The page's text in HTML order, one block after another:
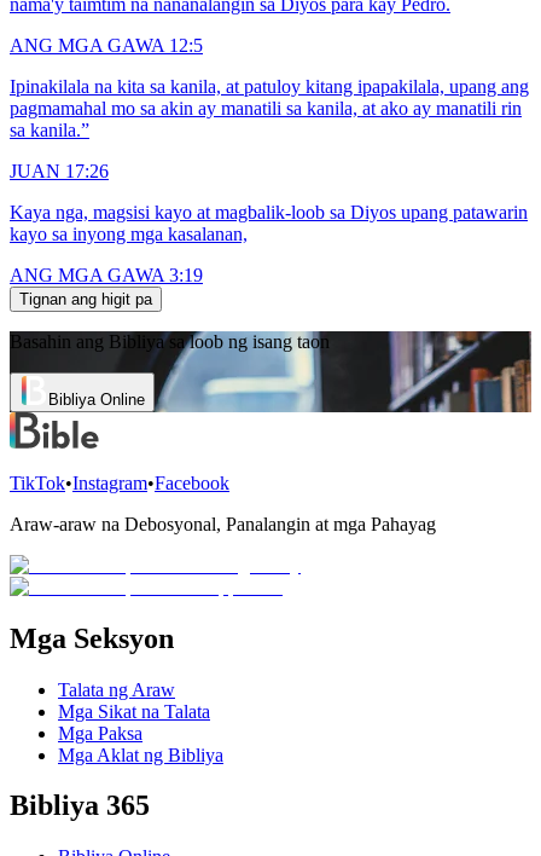
ANG MGA GAWA 12:5
Ipinakilala na kita sa kanila, at patuloy kitang ipapakilala, upang ang
pagmamahal mo sa akin ay manatili sa kanila, at ako ay manatili rin
sa kanila.”
JUAN 17:26
Kaya nga, magsisi kayo at magbalik-loob sa Diyos upang patawarin
kayo sa inyong mga kasalanan,
ANG MGA GAWA 3:19
Tignan ang higit pa
Basahin ang Bibliya sa loob ng isang taon
Bibliya Online
TikTok•Instagram•Facebook
Araw-araw na Debosyonal, Panalangin at mga Pahayag
Mga Seksyon
Talata ng Araw
Mga Sikat na Talata
Mga Paksa
Mga Aklat ng Bibliya
Bibliya 365